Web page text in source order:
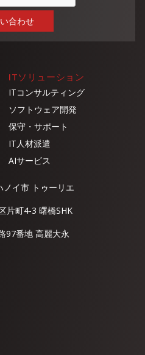
ITソリューション
ITコンサルティング
ソフトウェア開発
保守・サポート
IT人材派遣
AIサービス
イ市 トゥーリエ
片町4-3 曙橋SHK
97番地 高麗大永